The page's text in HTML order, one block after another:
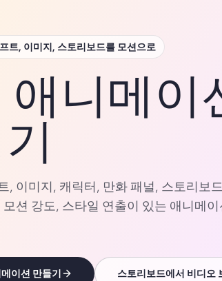
트, 이미지, 스토리보드를 모션으로
애니메이
, 이미지, 캐릭터, 만화 패널, 스토리보
모션 강도, 스타일 연출이 있는 애니메
이션 만들기 스토리보드에서 비디오